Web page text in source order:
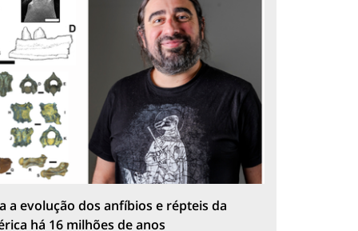
a evolução dos anfíbios e répteis da
há 16 milhões de anos